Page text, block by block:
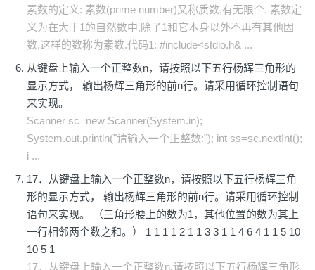
素数的定义: 素数(prime number)又称质数,有无限个. 素数定
义为在大于1的自然数中,除了1和它本身以外不再有其他因
数,这样的数称为素数.代码1: #include<stdio.h& ...
从键盘上输入一个正整数n，请按照以下五行杨辉三角形的
显示方式， 输出杨辉三角形的前n行。请采用循环控制语句
来实现。
Scanner sc=new Scanner(System.in);
System.out.println("请输入一个正整数:"); int ss=sc.nextInt();
i ...
17．从键盘上输入一个正整数n，请按照以下五行杨辉三角
形的显示方式， 输出杨辉三角形的前n行。请采用循环控制
语句来实现。 （三角形腰上的数为1，其他位置的数为其上
一行相邻两个数之和。） 1 1 1 1 2 1 1 3 3 1 1 4 6 4 1 1 5 10
10 5 1
17．从键盘上输入一个正整数n,请按照以下五行杨辉三角形